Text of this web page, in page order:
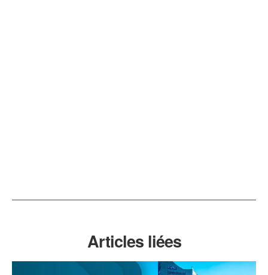
Articles liées